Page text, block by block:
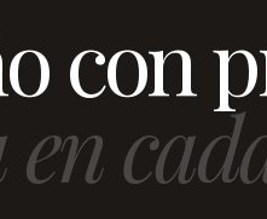
con